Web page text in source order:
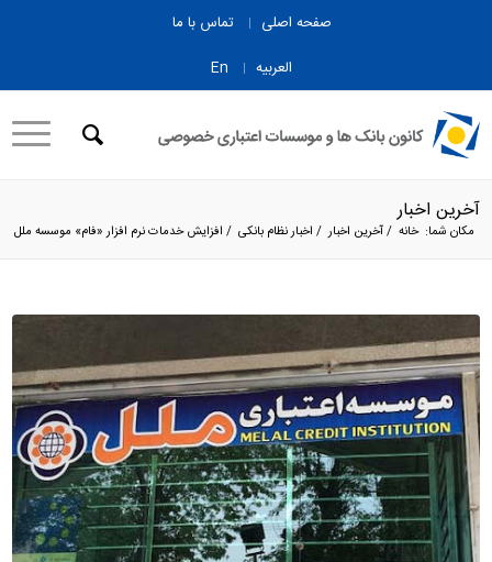
صفحه اصلی
تماس با ما
العربیه
En
آخرین اخبار
مکان شما: خانه /آخرین اخبار / اخبار نظام بانکی / افزایش خدمات نرم افزار «فام» موسسه ملل